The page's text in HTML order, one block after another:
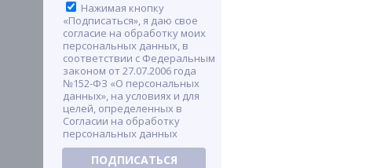
Нажимая кнопку
«Подписаться», я даю свое
согласие на обработку моих
персональных данных, в
соответствии с Федеральным
законом от 27.07.2006 года
№152-ФЗ «О персональных
данных», на условиях и для
целей, определенных в
Согласии на обработку
персональных данных
ПОДПИСАТЬСЯ